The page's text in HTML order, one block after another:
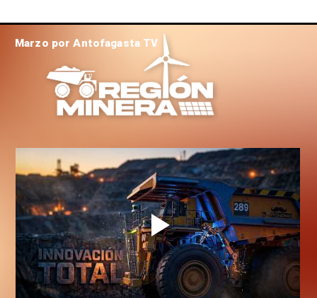
Marzo por Antofagasta TV